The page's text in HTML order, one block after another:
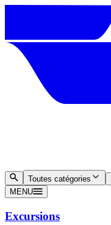
Toutes catégories
MENU
Excursions